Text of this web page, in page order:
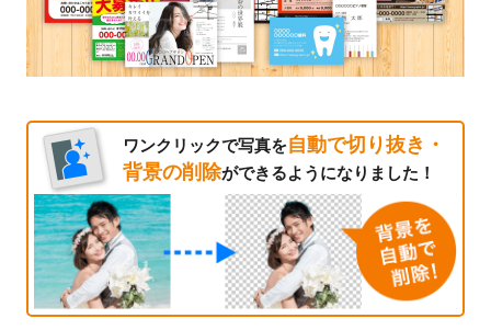
ワンクリックで写真を自動で切り抜き・
背景の削除ができるようになりました！